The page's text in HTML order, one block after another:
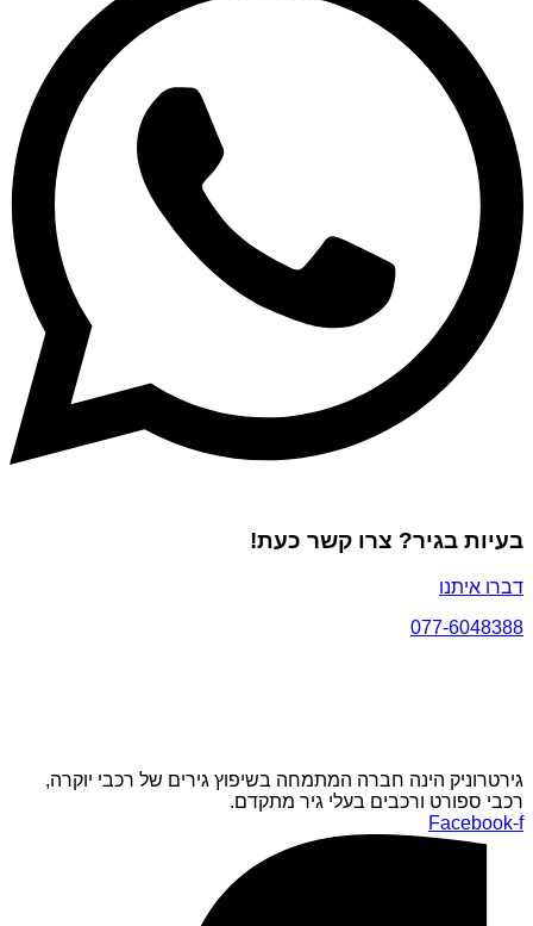
בעיות בגיר? צרו קשר כעת!
דברו איתנו
077-6048388
גירטרוניק הינה חברה המתמחה בשיפוץ גירים של רכבי יוקרה,
רכבי ספורט ורכבים בעלי גיר מתקדם.
Facebook-f